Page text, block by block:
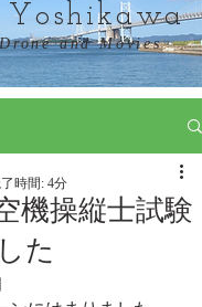
Yoshikawa
and Movies
機操縦士試験
た
時間: 4分